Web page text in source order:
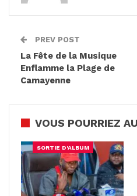
PREV POST
La Fête de la Musique
Enflamme la Plage de
Camayenne
VOUS POURRIEZ
SORTIE D'ALBUM